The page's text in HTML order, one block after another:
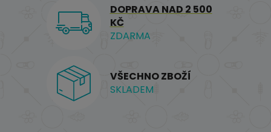
DOPRAVA NAD 2 500
KČ
ZDARMA
VŠECHNO ZBOŽÍ
SKLADEM